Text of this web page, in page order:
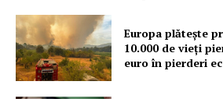
Rețea
Contact
Europa plătește
10.000 de vieți
euro în pierderi